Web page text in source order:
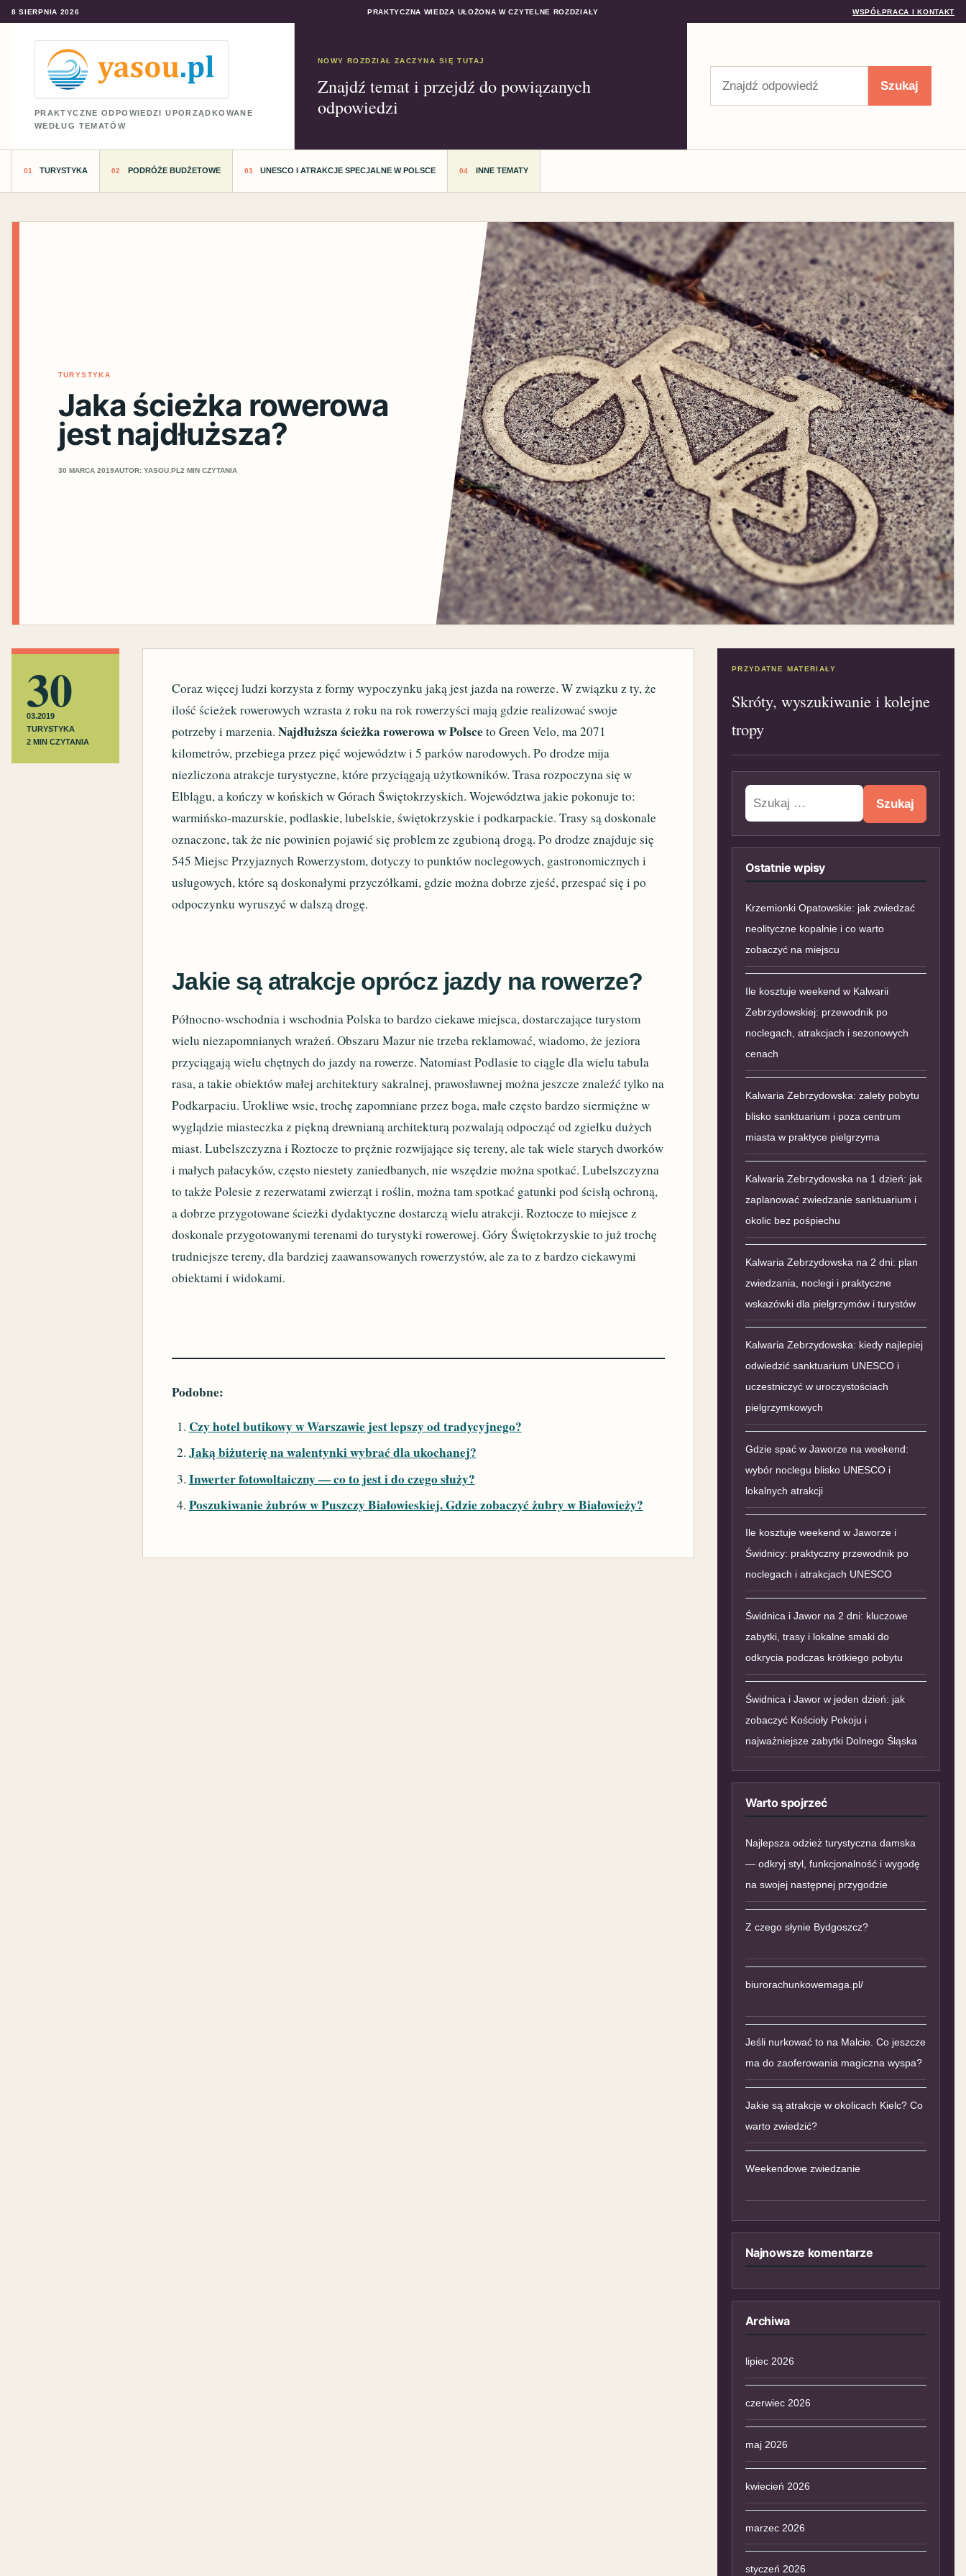
8 SIERPNIA 2026 PRAKTYCZNA WIEDZA UŁOŻONA W CZYTELNE ROZDZIAŁY WSPÓŁPRACA I KONTAKT
PRAKTYCZNE ODPOWIEDZI UPORZĄDKOWANE
WEDŁUG TEMATÓW
NOWY ROZDZIAŁ ZACZYNA SIĘ TUTAJ
Znajdź temat i przejdź do powiązanych
odpowiedzi
Szukaj
TURYSTYKA PODRÓŻE BUDŻETOWE UNESCO I ATRAKCJE SPECJALNE W POLSCE INNE TEMATY
TURYSTYKA
Jaka ścieżka rowerowa
jest najdłuższa?
30 MARCA 2019AUTOR: YASOU.PL2 MIN CZYTANIA
30
03.2019
TURYSTYKA
2 MIN CZYTANIA
Coraz więcej ludzi korzysta z formy wypoczynku jaką jest jazda na rowerze. W związku z ty, że
ilość ścieżek rowerowych wzrasta z roku na rok rowerzyści mają gdzie realizować swoje
potrzeby i marzenia.Najdłuższa ścieżka rowerowa w Polsceto Green Velo, ma 2071
kilometrów, przebiega przez pięć województw i 5 parków narodowych. Po drodze mija
niezliczona atrakcje turystyczne, które przyciągają użytkowników. Trasa rozpoczyna się w
Elblągu, a kończy w końskich w Górach Świętokrzyskich. Województwa jakie pokonuje to:
warmińsko-mazurskie, podlaskie, lubelskie, świętokrzyskie i podkarpackie. Trasy są doskonale
oznaczone, tak że nie powinien pojawić się problem ze zgubioną drogą. Po drodze znajduje się
545 Miejsc Przyjaznych Rowerzystom, dotyczy to punktów noclegowych, gastronomicznych i
usługowych, które są doskonałymi przyczółkami, gdzie można dobrze zjeść, przespać się i po
odpoczynku wyruszyć w dalszą drogę.
Jakie są atrakcje oprócz jazdy na rowerze?
Północno-wschodnia i wschodnia Polska to bardzo ciekawe miejsca, dostarczające turystom
wielu niezapomnianych wrażeń. Obszaru Mazur nie trzeba reklamować, wiadomo, że jeziora
przyciągają wielu chętnych do jazdy na rowerze. Natomiast Podlasie to ciągle dla wielu tabula
rasa, a takie obiektów małej architektury sakralnej, prawosławnej można jeszcze znaleźć tylko na
Podkarpaciu. Urokliwe wsie, trochę zapomniane przez boga, małe często bardzo siermiężne w
wyglądzie miasteczka z piękną drewnianą architekturą pozwalają odpocząć od zgiełku dużych
miast. Lubelszczyzna i Roztocze to prężnie rozwijające się tereny, ale tak wiele starych dworków
i małych pałacyków, często niestety zaniedbanych, nie wszędzie można spotkać. Lubelszczyzna
to także Polesie z rezerwatami zwierząt i roślin, można tam spotkać gatunki pod ścisłą ochroną,
a dobrze przygotowane ścieżki dydaktyczne dostarczą wielu atrakcji. Roztocze to miejsce z
doskonale przygotowanymi terenami do turystyki rowerowej. Góry Świętokrzyskie to już trochę
trudniejsze tereny, dla bardziej zaawansowanych rowerzystów, ale za to z bardzo ciekawymi
obiektami i widokami.
Podobne:
Czy hotel butikowy w Warszawie jest lepszy od tradycyjnego?
Jaką biżuterię na walentynki wybrać dla ukochanej?
Inwerter fotowoltaiczny — co to jest i do czego służy?
Poszukiwanie żubrów w Puszczy Białowieskiej. Gdzie zobaczyć żubry w Białowieży?
PRZYDATNE MATERIAŁY
Skróty, wyszukiwanie i kolejne
tropy
Szukaj:
Ostatnie wpisy
Krzemionki Opatowskie: jak zwiedzać
neolityczne kopalnie i co warto
zobaczyć na miejscu
Ile kosztuje weekend w Kalwarii
Zebrzydowskiej: przewodnik po
noclegach, atrakcjach i sezonowych
cenach
Kalwaria Zebrzydowska: zalety pobytu
blisko sanktuarium i poza centrum
miasta w praktyce pielgrzyma
Kalwaria Zebrzydowska na 1 dzień: jak
zaplanować zwiedzanie sanktuarium i
okolic bez pośpiechu
Kalwaria Zebrzydowska na 2 dni: plan
zwiedzania, noclegi i praktyczne
wskazówki dla pielgrzymów i turystów
Kalwaria Zebrzydowska: kiedy najlepiej
odwiedzić sanktuarium UNESCO i
uczestniczyć w uroczystościach
pielgrzymkowych
Gdzie spać w Jaworze na weekend:
wybór noclegu blisko UNESCO i
lokalnych atrakcji
Ile kosztuje weekend w Jaworze i
Świdnicy: praktyczny przewodnik po
noclegach i atrakcjach UNESCO
Świdnica i Jawor na 2 dni: kluczowe
zabytki, trasy i lokalne smaki do
odkrycia podczas krótkiego pobytu
Świdnica i Jawor w jeden dzień: jak
zobaczyć Kościoły Pokoju i
najważniejsze zabytki Dolnego Śląska
Warto spojrzeć
Najlepsza odzież turystyczna damska
— odkryj styl, funkcjonalność i wygodę
na swojej następnej przygodzie
Z czego słynie Bydgoszcz?
biurorachunkowemaga.pl/
Jeśli nurkować to na Malcie. Co jeszcze
ma do zaoferowania magiczna wyspa?
Jakie są atrakcje w okolicach Kielc? Co
warto zwiedzić?
Weekendowe zwiedzanie
Najnowsze komentarze
Archiwa
lipiec 2026
czerwiec 2026
maj 2026
kwiecień 2026
marzec 2026
styczeń 2026